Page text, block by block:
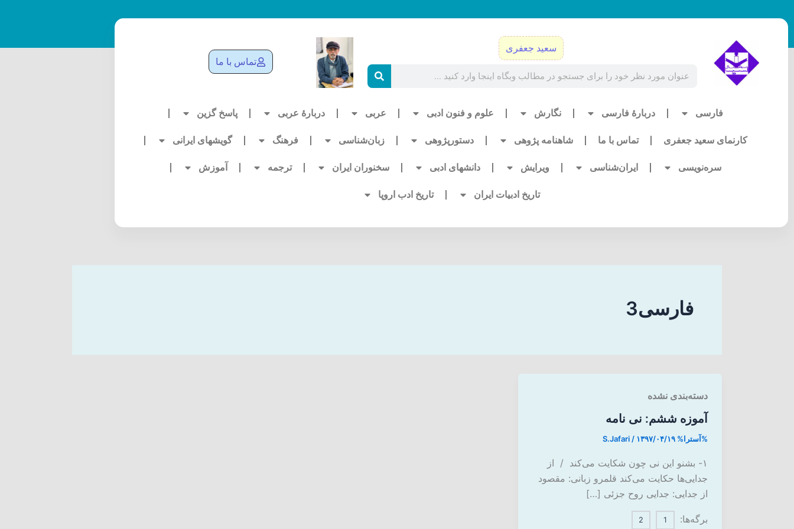
به
سعید جعفری
تماس با ما
فارسی دربارۀ فارسی نگارش علوم و فنون ادبی عربی دربارۀ عربی پاسخ گزین
کارنمای سعید جعفری تماس با ما شاهنامه پژوهی دستورپژوهی زبان‌شناسی فرهنگ گویشهای ایرانی
سره‌نویسی ایران‌شناسی ویرایش دانشهای ادبی سخنوران ایران ترجمه آموزش
تاریخ ادبیات ایران تاریخ ادب اروپا
فارسی3
دسته‌بندی نشده
آموزه ششم: نی نامه
%آسترا% S.Jafari / ۱۳۹۷/۰۴/۱۹
۱- بشنو این نی چون شکایت می‌کند / از
جدایی‌ها حکایت می‌کند قلمرو زبانی: مقصود
از جدایی: جدایی روح جزئی […]
برگه‌ها: 1
2